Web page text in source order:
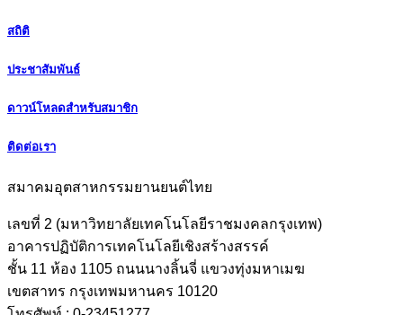
สถิติ
ประชาสัมพันธ์
ดาวน์โหลดสำหรับสมาชิก
ติดต่อเรา
สมาคมอุตสาหกรรมยานยนต์ไทย
เลขที่ 2 (มหาวิทยาลัยเทคโนโลยีราชมงคลกรุงเทพ)
อาคารปฏิบัติการเทคโนโลยีเชิงสร้างสรรค์
ชั้น 11 ห้อง 1105 ถนนนางลิ้นจี่ แขวงทุ่งมหาเมฆ
เขตสาทร กรุงเทพมหานคร 10120